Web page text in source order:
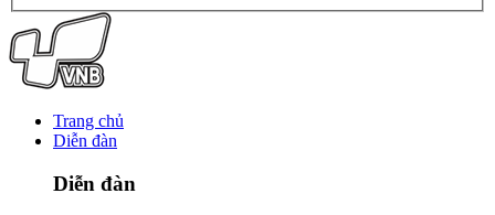
Trang chủ
Diễn đàn
Diễn đàn